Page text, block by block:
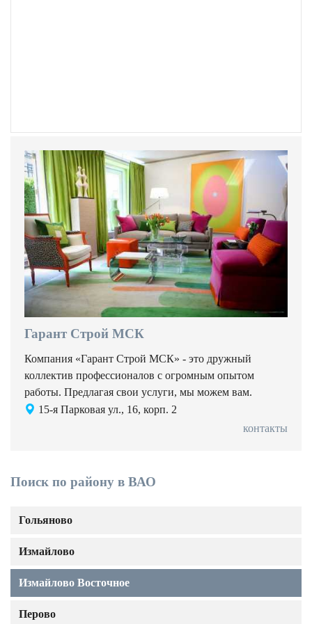
Поиск по району в ВАО
Гольяново
Измайлово
Измайлово Восточное
Перово
Гарант Строй МСК
Компания «Гарант Строй МСК» - это дружный
коллектив профессионалов с огромным опытом
работы. Предлагая свои услуги, мы можем вам.
15-я Парковая ул., 16, корп. 2
контакты